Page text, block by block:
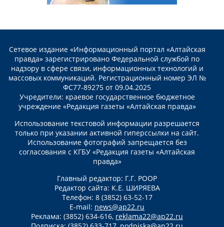
Сетевое издание «Информационный портал «Алтайская
правда» зарегистрировано Федеральной службой по
надзору в сфере связи, информационных технологий и
массовых коммуникаций. Регистрационный номер ЭЛ №
ФС77-89275 от 09.04.2025
Учредители: краевое государственное бюджетное
учреждение «Редакция газеты «Алтайская правда»
Использование текстовой информации разрешается
только при указании активной гиперссылки на сайт.
Использование фотографий запрещается без
согласования с КГБУ «Редакция газеты «Алтайская
правда»
Главный редактор: Г.Г. РООР
Редактор сайта: К.Е. ШИРЯЕВА
Телефон: 8 (3852) 63-52-17
E-mail: news@ap22.ru
Реклама: (3852) 634-616, reklama22@ap22.ru